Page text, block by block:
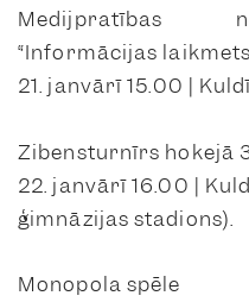
Medijpratības
“Informācijas
21. janvārī 15.00 |
Zibensturnīrs hokejā
22. janvārī 16.00 |
ģimnāzijas stadions).
Monopola spēle